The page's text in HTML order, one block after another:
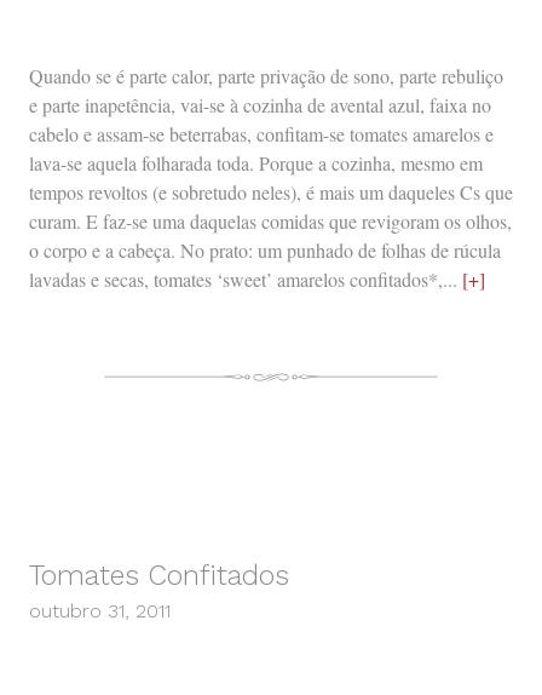
Quando se é parte calor, parte privação de sono, parte rebuliço
e parte inapetência, vai-se à cozinha de avental azul, faixa no
cabelo e assam-se beterrabas, confitam-se tomates amarelos e
lava-se aquela folharada toda. Porque a cozinha, mesmo em
tempos revoltos (e sobretudo neles), é mais um daqueles Cs que
curam. E faz-se uma daquelas comidas que revigoram os olhos,
o corpo e a cabeça. No prato: um punhado de folhas de rúcula
lavadas e secas, tomates ‘sweet’ amarelos confitados*,... [+]
Tomates Confitados
outubro 31, 2011